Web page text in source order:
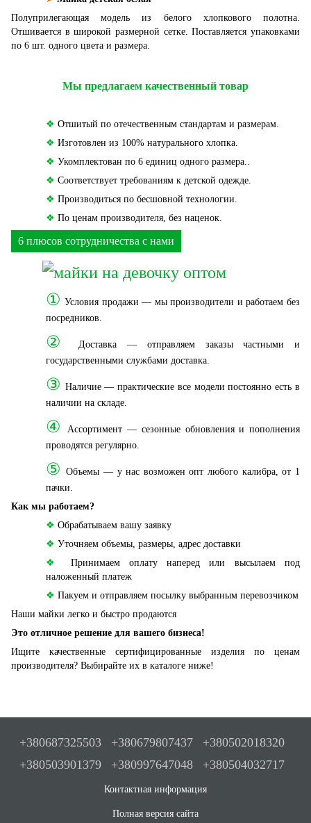
Полуприлегающая модель из белого хлопкового полотна.
Отшивается в широкой размерной сетке. Поставляется упаковками
по 6 шт. одного цвета и размера.
Мы предлагаем качественный товар
❖ Отшитый по отечественным стандартам и размерам.
❖ Изготовлен из 100% натурального хлопка.
❖ Укомплектован по 6 единиц одного размера..
❖ Соответствует требованиям к детской одежде.
❖ Производиться по бесшовной технологии.
❖ По ценам производителя, без наценок.
6 плюсов сотрудничества с нами
① Условия продажи — мы производители и работаем без
посредников.
②
Доставка — отправляем заказы частными и
государственными службами доставка.
③ Наличие — практические все модели постоянно есть в
наличии на складе.
④
Ассортимент — сезонные обновления и пополнения
проводятся регулярно.
⑤ Объемы — у нас возможен опт любого калибра, от 1
пачки.
Как мы работаем?
❖ Обрабатываем вашу заявку
❖ Уточняем объемы, размеры, адрес доставки
❖
Принимаем оплату наперед или высылаем под
наложенный платеж
❖ Пакуем и отправляем посылку выбранным перевозчиком
Наши майки легко и быстро продаются
Это отличное решение для вашего бизнеса!
Ищите качественные сертифицированные изделия по ценам
производителя? Выбирайте их в каталоге ниже!
+380687325503 +380679807437
+380502018320
+380503901379
+380997647048 +380504032717
Контактная информация
Полная версия сайта